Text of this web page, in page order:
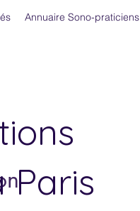
Annuaire Sono-praticiens